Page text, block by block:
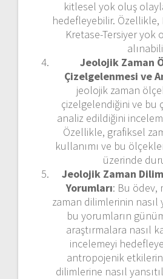
kitlesel yok oluş
hedefleyebilir. Özellikle,
Kretase-Tersiyer yok
Jeolojik Zaman
Çizelgelenmesi ve
jeolojik zaman
çizelgelendiğini ve bu
analiz edildiğini
Özellikle, grafiksel
kullanımı ve bu
üzerinde
Jeolojik Zaman
Yorumları: Bu ödev,
zaman dilimlerinin nasıl
bu yorumların
araştırmalara nasıl
incelemeyi
antropojenik
dilimlerine nasıl